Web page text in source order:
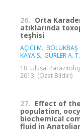
26. Orta
atıklarında
teşhisi
AÇICI M., BÖLÜKBAŞ
KAYA S., GÜRLER A. T.
18. Ulusal
2013, (Özet Bildiri)
27. Effect of
population,
biochemical
fluid in